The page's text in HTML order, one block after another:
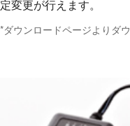
定変更が行えます。
*ダウンロードページよりダ